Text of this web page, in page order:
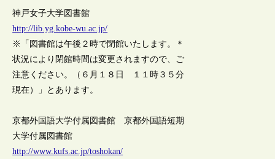
神戸女子大学図書館
http://lib.yg.kobe-wu.ac.jp/
※「図書館は午後２時で閉館いたします。＊
状況により閉館時間は変更されますので、ご
注意ください。（６月１８日 １１時３５分
現在）」とあります。
京都外国語大学付属図書館 京都外国語短期
大学付属図書館
http://www.kufs.ac.jp/toshokan/